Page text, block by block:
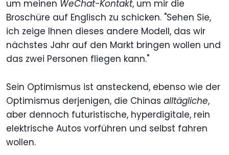
um meinen WeChat-Kontakt, um mir die
Broschüre auf Englisch zu schicken. "Sehen Sie,
ich zeige Ihnen dieses andere Modell, das wir
nächstes Jahr auf den Markt bringen wollen und
das zwei Personen fliegen kann."
Sein Optimismus ist ansteckend, ebenso wie der
Optimismus derjenigen, die Chinas alltägliche,
aber dennoch futuristische, hyperdigitale, rein
elektrische Autos vorführen und selbst fahren
wollen.